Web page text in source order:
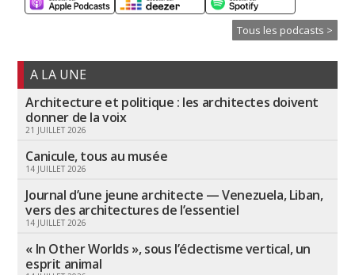
Tous les podcasts >
A LA UNE
Architecture et politique : les architectes doivent
donner de la voix
21 JUILLET 2026
Canicule, tous au musée
14 JUILLET 2026
Journal d’une jeune architecte — Venezuela, Liban,
vers des architectures de l’essentiel
14 JUILLET 2026
« In Other Worlds », sous l’éclectisme vertical, un
esprit animal